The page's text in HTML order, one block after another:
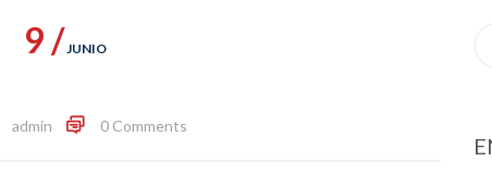
9 /JUNIO
admin 0 Comments